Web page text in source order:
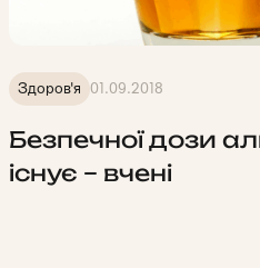
Здоров'я 01.09.2018
Безпечної дози
існує – вчені